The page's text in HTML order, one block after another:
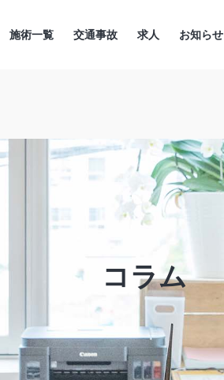
施術一覧 交通事故 求人 お知らせ
コラム